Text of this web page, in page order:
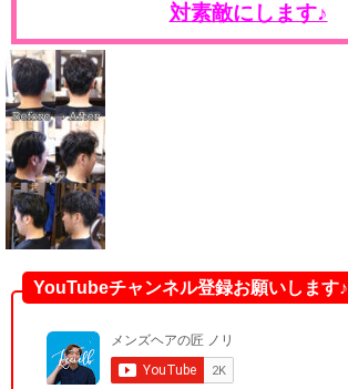
対素敵にします♪
YouTubeチャンネル登録お願いします♪